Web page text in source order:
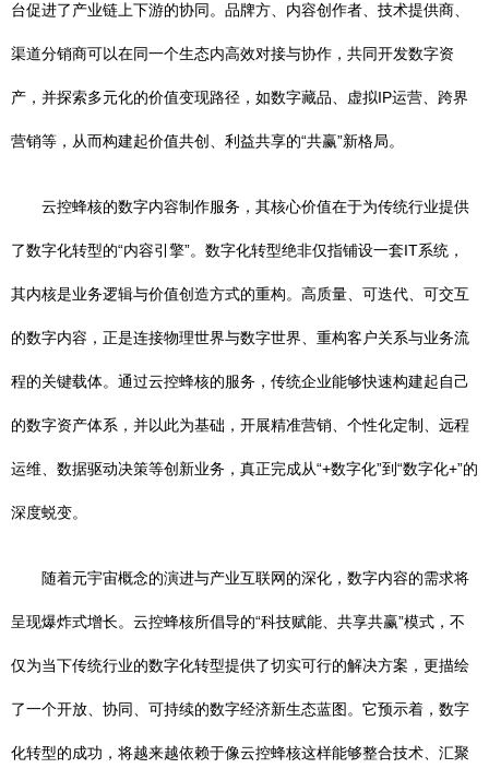
台促进了产业链上下游的协同。品牌方、内容创作者、技术提供商、
渠道分销商可以在同一个生态内高效对接与协作，共同开发数字资
产，并探索多元化的价值变现路径，如数字藏品、虚拟IP运营、跨界
营销等，从而构建起价值共创、利益共享的“共赢”新格局。
云控蜂核的数字内容制作服务，其核心价值在于为传统行业提供
了数字化转型的“内容引擎”。数字化转型绝非仅指铺设一套IT系统，
其内核是业务逻辑与价值创造方式的重构。高质量、可迭代、可交互
的数字内容，正是连接物理世界与数字世界、重构客户关系与业务流
程的关键载体。通过云控蜂核的服务，传统企业能够快速构建起自己
的数字资产体系，并以此为基础，开展精准营销、个性化定制、远程
运维、数据驱动决策等创新业务，真正完成从“+数字化”到“数字化+”的
深度蜕变。
随着元宇宙概念的演进与产业互联网的深化，数字内容的需求将
呈现爆炸式增长。云控蜂核所倡导的“科技赋能、共享共赢”模式，不
仅为当下传统行业的数字化转型提供了切实可行的解决方案，更描绘
了一个开放、协同、可持续的数字经济新生态蓝图。它预示着，数字
化转型的成功，将越来越依赖于像云控蜂核这样能够整合技术、汇聚